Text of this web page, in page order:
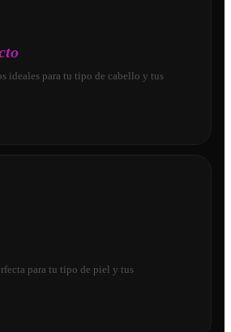
ideales para tu tipo de cabello y tus
para tu tipo de piel y tus